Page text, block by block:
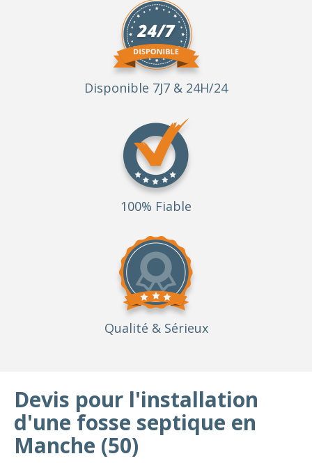
Disponible 7J7 & 24H/24
100% Fiable
Qualité & Sérieux
Devis pour l'installation
d'une fosse septique en
Manche (50)